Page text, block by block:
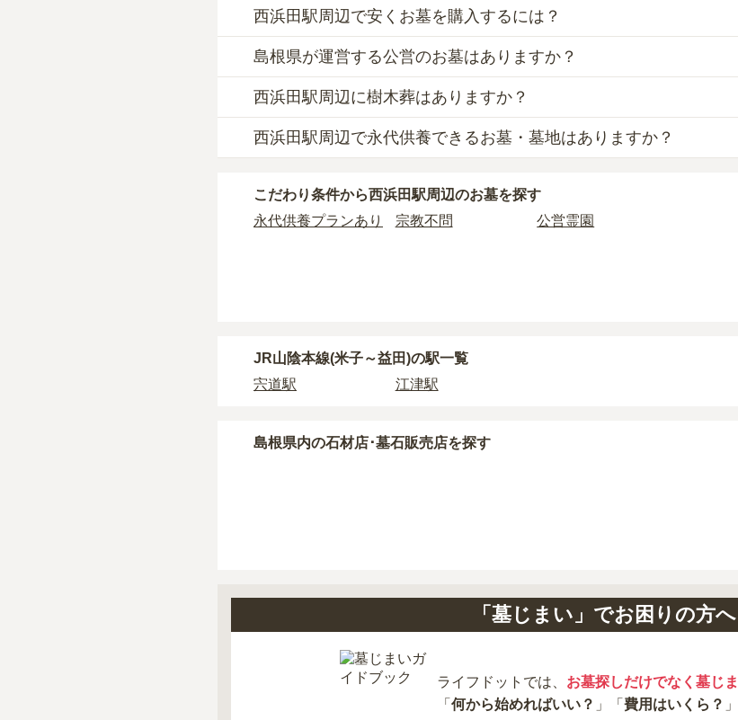
西浜田駅周辺での購入費用の目安は、 一般墓が約211万円
一般墓を建てる場合は、「永代使用料（土地代）」と「墓石代」の2つが主
西浜田駅周辺 の一般墓の永代使用料の平均は 46万円
の広さや墓石の大きさ・素材によって変わります。
なお、お墓によっては以下の費用が別途かかる場合があります。
・開眼法要の費用：お墓を新しく建てた際に行う儀式のための費用。僧侶
す。
・年間管理費：お墓の管理費。契約後、毎年発生するケースがあります。
現地見学では、担当者に「提示金額以外にかかる費用はないか」を必ず確
西浜田駅周辺で安くお墓を購入するには？
西浜田駅周辺で一番安価なお墓は、浜田市営 竹迫墓地
す。
一般的に最も費用を抑えられるのは、他の方のご遺骨と一緒に埋葬する
タイプです。個別のお墓に比べて省スペースで管理の手間がかからないた
す。
西浜田駅周辺 で安価なお墓を探したい場合は、価格の安い順
島根県が運営する公営のお墓はありますか？
西浜田駅周辺には、島根県が運営する公営の霊園が
浜田市営 竹迫墓地 、 浜田市営 笠柄墓地、 浜田市営 美川霊苑 などが代表的
主な条件として、遺骨がすでにある、該当の市区町村に一定年数以上住ん
条件を満たさない場合は、申し込み自体ができないことも多いため、事前
西浜田駅周辺に樹木葬はありますか？
西浜田駅周辺には、樹木葬の掲載がありません。
西浜田駅周辺で永代供養できるお墓・墓地はありますか？
西浜田駅周辺 には、永代供養の掲載がありません。
こだわり条件から西浜田駅周辺のお墓を探す
永代供養プランあり
宗教不問 公営霊園
JR山陰本線(米子～益田)の駅一覧
宍道駅
江津駅
島根県内の石材店･墓石販売店を探す
「墓じまい」でお困りの方へ
ライフドットでは、 お墓探しだけでなく墓じ
「 何から始めればいい？ 」「 費用はいくら？